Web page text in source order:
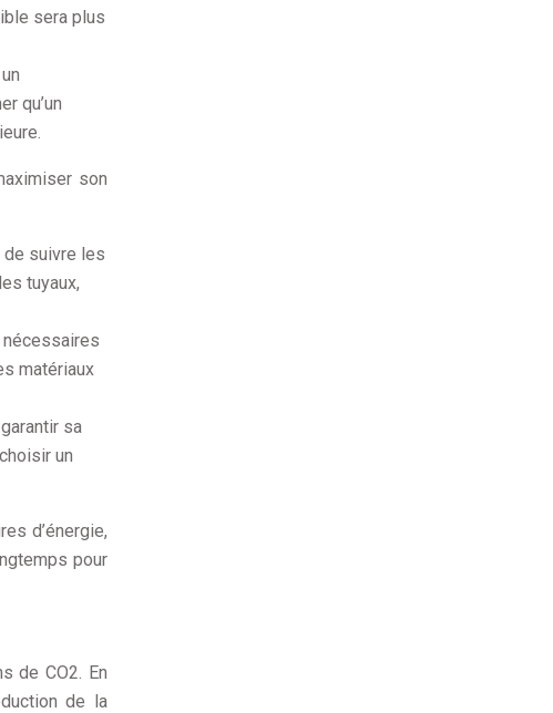
sera plus
qu’un
son
de suivre les
tuyaux,
matériaux
sa
un
d’énergie,
pour
de CO2. En
de la